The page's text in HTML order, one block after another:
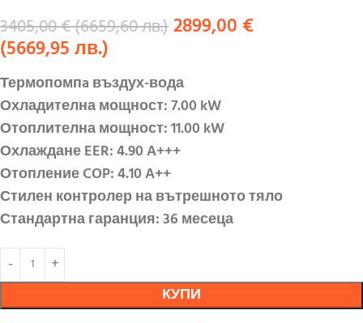
3405,00€(6659,60лв.)2899,00 €
(5669,95лв.)
Термопомпa въздух-вода
Охладителна мощност: 7.00 kW
Отоплителна мощност: 11.00 kW
Охлаждане EER: 4.90 A+++
Отопление COP: 4.10 A++
Стилен контролер на вътрешното тяло
Стандартна гаранция: 36 месеца
КУПИ